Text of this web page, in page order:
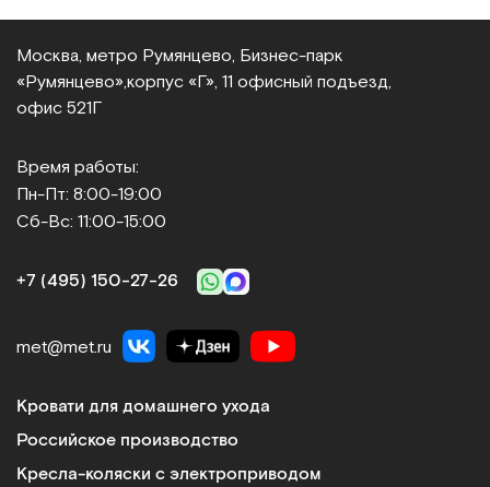
Москва, метро Румянцево, Бизнес‑парк
«Румянцево», корпус «Г», 11 офисный подъезд,
офис 521Г
Время работы:
Пн-Пт: 8:00-19:00
Сб-Вс: 11:00-15:00
+7 (495) 150‑27‑26
met@met.ru
Кровати для домашнего ухода
Российское производство
Кресла-коляски с электроприводом